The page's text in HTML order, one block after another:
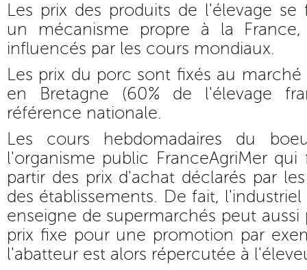
Les prix des produits de l'élevage
un mécanisme propre à la
influencés par les cours mondiaux.
Les prix du porc sont fixés au
en Bretagne (60% de l'élevage
référence nationale.
Les cours hebdomadaires du
l'organisme public FranceAgriMer
partir des prix d'achat déclarés par
des établissements. De fait,
enseigne de supermarchés peut
prix fixe pour une promotion par
l'abatteur est alors répercutée à